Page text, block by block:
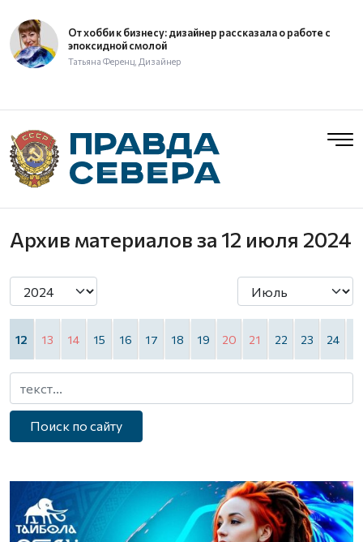
От хобби к бизнесу: дизайнер рассказала о работе с
эпоксидной смолой
Татьяна Ференц, Дизайнер
Архив материаловза 12 июля 2024
12 13 14 15 16 17 18 19 20 21 22 23 24
Поиск по сайту